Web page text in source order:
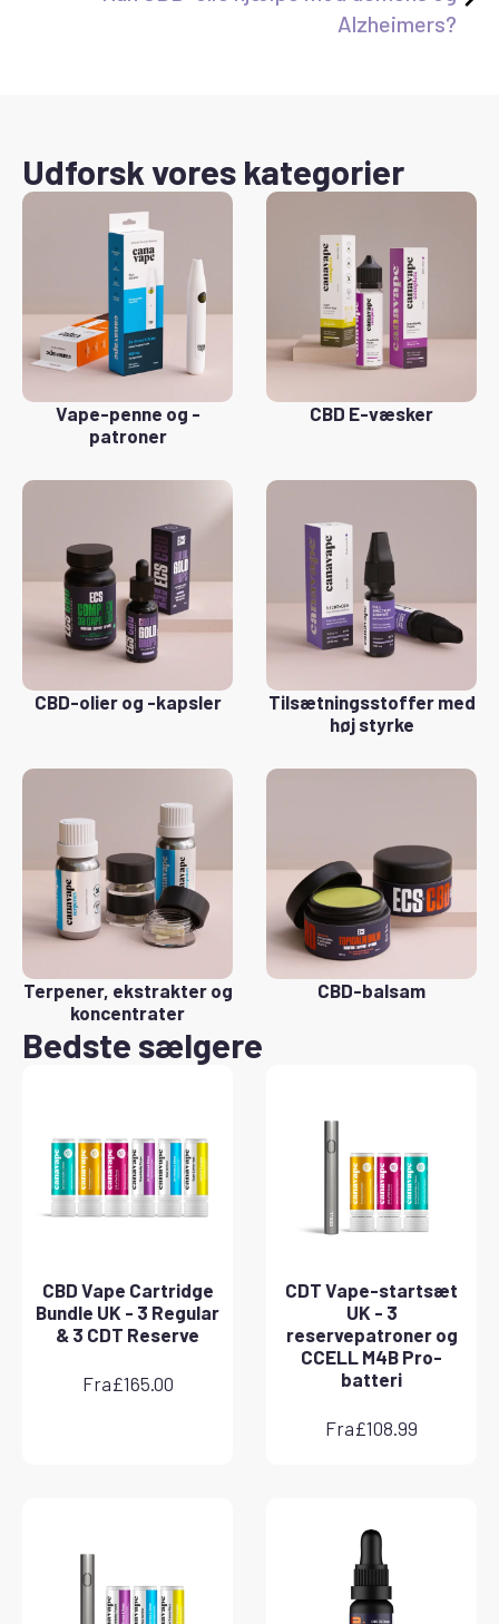
Alzheimers?
Udforsk vores kategorier
Vape-penne og -
patroner
CBD E-væsker
CBD-olier og -kapsler
Tilsætningsstoffer med
høj styrke
Terpener, ekstrakter og
koncentrater
CBD-balsam
Bedste sælgere
CBD Vape Cartridge
Bundle UK - 3 Regular
& 3 CDT Reserve
Fra£165.00
CDT Vape-startsæt
UK - 3
reservepatroner og
CCELL M4B Pro-
batteri
Fra£108.99